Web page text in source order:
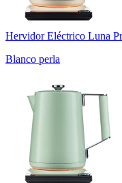
Hervidor Eléctrico Luna
Blanco perla